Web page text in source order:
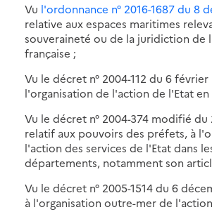
Vu l'ordonnance n° 2016-1687 du 8
relative aux espaces maritimes
souveraineté ou de la juridiction de
française ;
Vu le décret n° 2004-112 du 6
l'organisation de l'action de l'Etat en
Vu le décret n° 2004-374 modifié du
relatif aux pouvoirs des préfets, à
l'action des services de l'Etat dans
départements, notamment son
Vu le décret n° 2005-1514 du 6
à l'organisation outre-mer de